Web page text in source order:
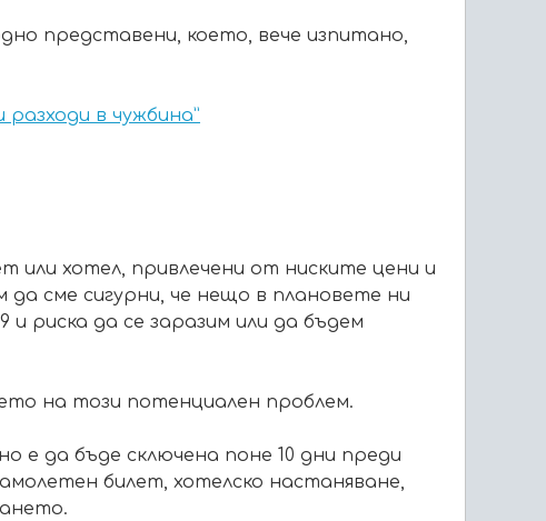
представени, което, вече изпитано,
в чужбина”
или хотел, привлечени от ниските цени и
да сме сигурни, че нещо в плановете ни
риска да се заразим или да бъдем
на този потенциален проблем.
е да бъде сключена поне 10 дни преди
билет, хотелско настаняване,